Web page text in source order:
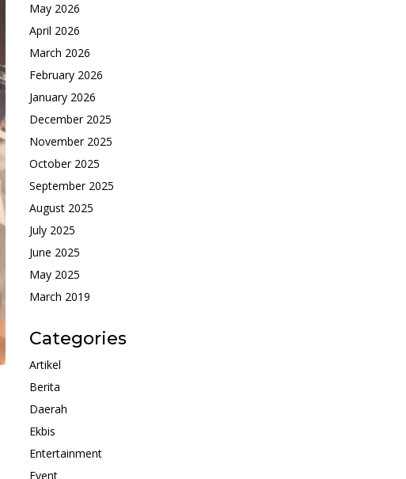
May 2026
April 2026
March 2026
February 2026
January 2026
December 2025
November 2025
October 2025
September 2025
August 2025
July 2025
June 2025
May 2025
March 2019
Categories
Artikel
Berita
Daerah
Ekbis
Entertainment
Event